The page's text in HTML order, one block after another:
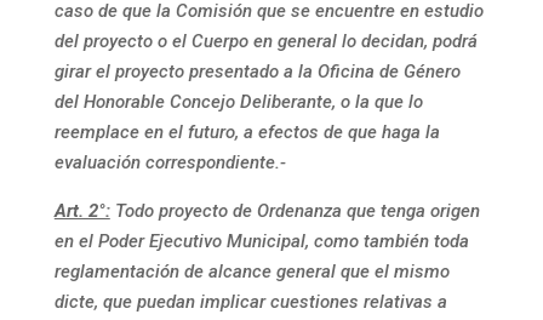
caso de que la Comisión que se encuentre en estudio
del proyecto o el Cuerpo en general lo decidan, podrá
girar el proyecto presentado a la Oficina de Género
del Honorable Concejo Deliberante, o la que lo
reemplace en el futuro, a efectos de que haga la
evaluación correspondiente.-
Art. 2°: Todo proyecto de Ordenanza que tenga origen
en el Poder Ejecutivo Municipal, como también toda
reglamentación de alcance general que el mismo
dicte, que puedan implicar cuestiones relativas a